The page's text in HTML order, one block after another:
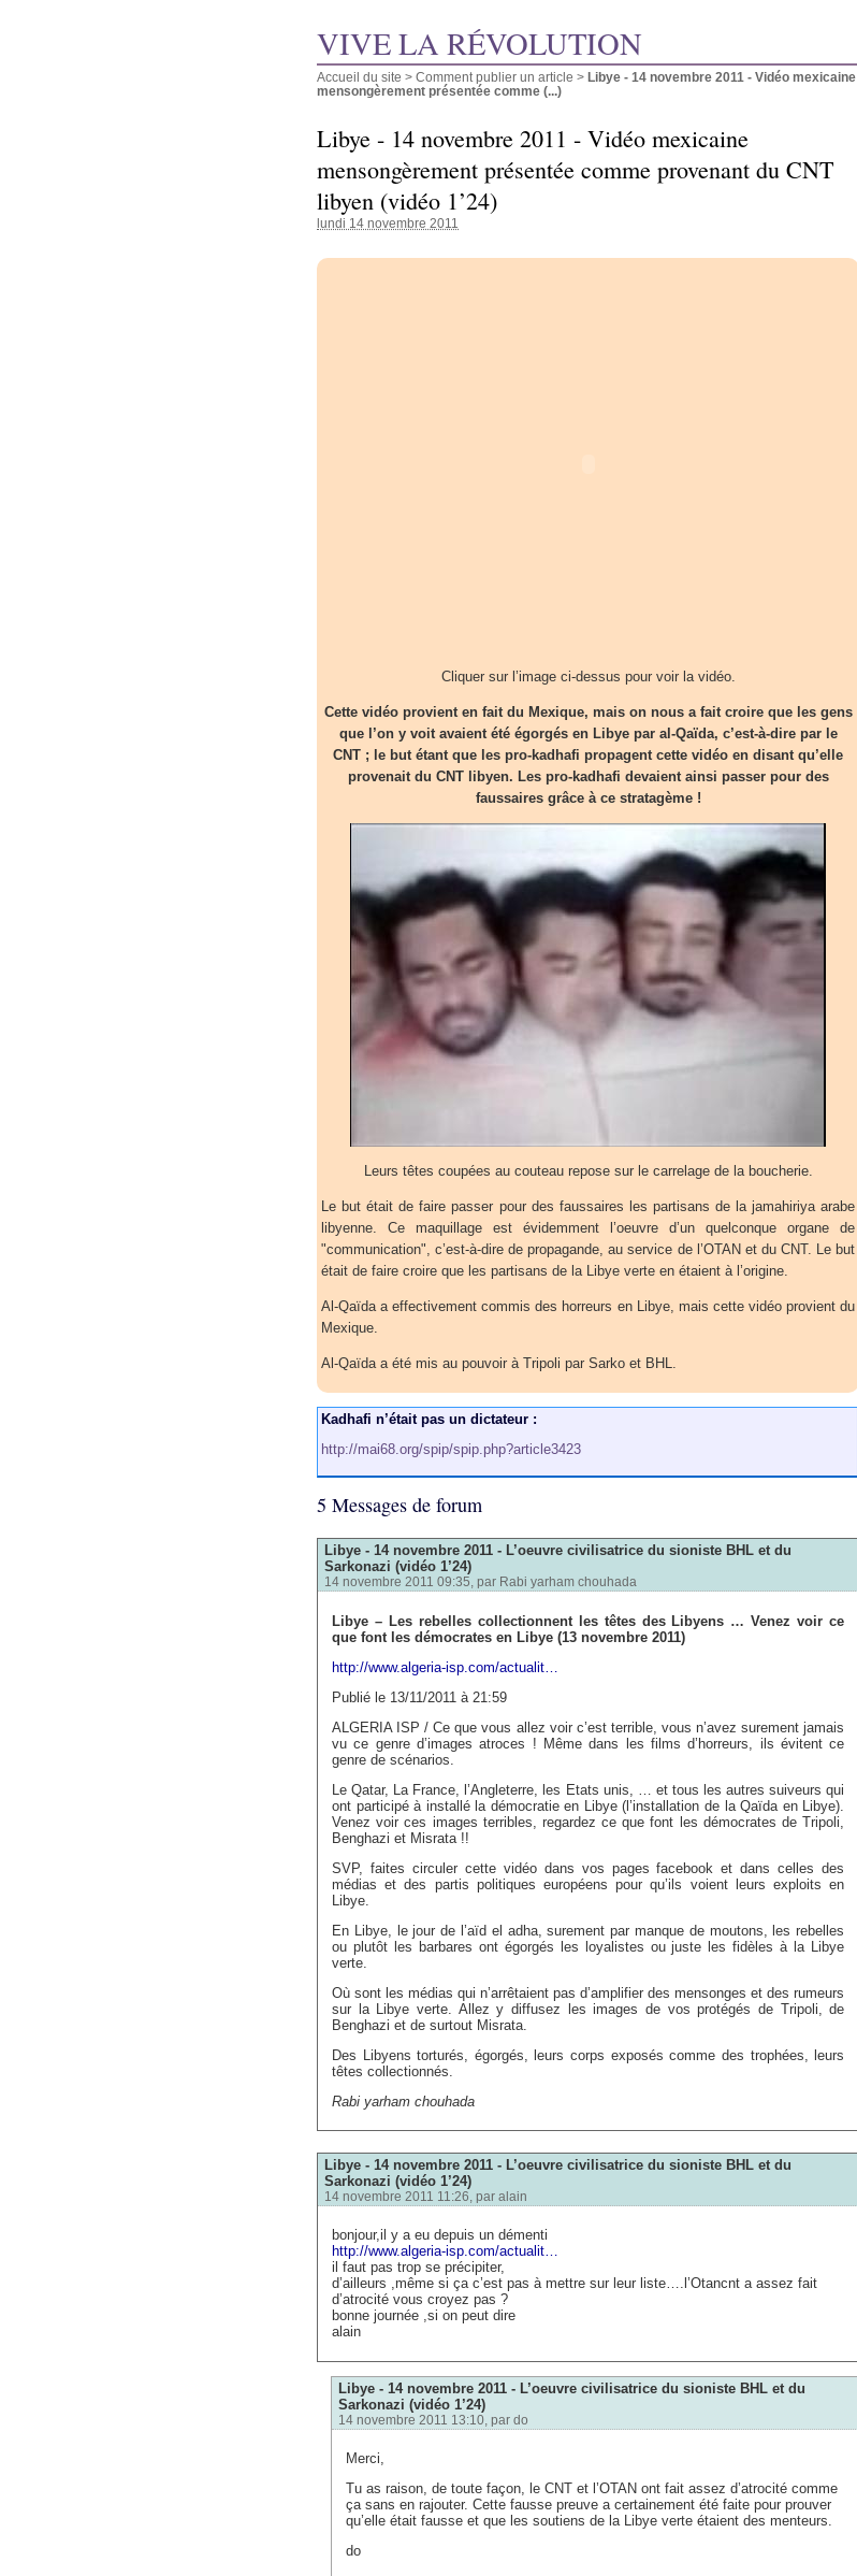
VIVE LA RÉVOLUTION
Accueil du site > Comment publier un article > Libye - 14 novembre 2011 - Vidéo mexicaine
mensongèrement présentée comme (...)
Libye - 14 novembre 2011 - Vidéo mexicaine
mensongèrement présentée comme provenant du CNT
libyen (vidéo 1’24)
lundi 14 novembre 2011
Cliquer sur l’image ci-dessus pour voir la vidéo.
Cette vidéo provient en fait du Mexique, mais on nous a fait croire que les gens
que l’on y voit avaient été égorgés en Libye par al-Qaïda, c’est-à-dire par le
CNT ; le but étant que les pro-kadhafi propagent cette vidéo en disant qu’elle
provenait du CNT libyen. Les pro-kadhafi devaient ainsi passer pour des
faussaires grâce à ce stratagème !
Leurs têtes coupées au couteau repose sur le carrelage de la boucherie.
Le but était de faire passer pour des faussaires les partisans de la jamahiriya arabe
libyenne. Ce maquillage est évidemment l’oeuvre d’un quelconque organe de
"communication", c’est-à-dire de propagande, au service de l’OTAN et du CNT. Le but
était de faire croire que les partisans de la Libye verte en étaient à l’origine.
Al-Qaïda a effectivement commis des horreurs en Libye, mais cette vidéo provient du
Mexique.
Al-Qaïda a été mis au pouvoir à Tripoli par Sarko et BHL.
Kadhafi n’était pas un dictateur :
http://mai68.org/spip/spip.php?article3423
5 Messages de forum
Libye - 14 novembre 2011 - L’oeuvre civilisatrice du sioniste BHL et du
Sarkonazi (vidéo 1’24)
14 novembre 2011 09:35, par Rabi yarham chouhada
Libye – Les rebelles collectionnent les têtes des Libyens … Venez voir ce
que font les démocrates en Libye (13 novembre 2011)
http://www.algeria-isp.com/actualit…
Publié le 13/11/2011 à 21:59
ALGERIA ISP / Ce que vous allez voir c’est terrible, vous n’avez surement jamais
vu ce genre d’images atroces ! Même dans les films d’horreurs, ils évitent ce
genre de scénarios.
Le Qatar, La France, l’Angleterre, les Etats unis, … et tous les autres suiveurs qui
ont participé à installé la démocratie en Libye (l’installation de la Qaïda en Libye).
Venez voir ces images terribles, regardez ce que font les démocrates de Tripoli,
Benghazi et Misrata !!
SVP, faites circuler cette vidéo dans vos pages facebook et dans celles des
médias et des partis politiques européens pour qu’ils voient leurs exploits en
Libye.
En Libye, le jour de l’aïd el adha, surement par manque de moutons, les rebelles
ou plutôt les barbares ont égorgés les loyalistes ou juste les fidèles à la Libye
verte.
Où sont les médias qui n’arrêtaient pas d’amplifier des mensonges et des rumeurs
sur la Libye verte. Allez y diffusez les images de vos protégés de Tripoli, de
Benghazi et de surtout Misrata.
Des Libyens torturés, égorgés, leurs corps exposés comme des trophées, leurs
têtes collectionnés.
Rabi yarham chouhada
Libye - 14 novembre 2011 - L’oeuvre civilisatrice du sioniste BHL et du
Sarkonazi (vidéo 1’24)
14 novembre 2011 11:26, par alain
bonjour,il y a eu depuis un démenti
http://www.algeria-isp.com/actualit…
il faut pas trop se précipiter,
d’ailleurs ,même si ça c’est pas à mettre sur leur liste….l’Otancnt a assez fait
d’atrocité vous croyez pas ?
bonne journée ,si on peut dire
alain
Libye - 14 novembre 2011 - L’oeuvre civilisatrice du sioniste BHL et du
Sarkonazi (vidéo 1’24)
14 novembre 2011 13:10, par do
Merci,
Tu as raison, de toute façon, le CNT et l’OTAN ont fait assez d’atrocité comme
ça sans en rajouter. Cette fausse preuve a certainement été faite pour prouver
qu’elle était fausse et que les soutiens de la Libye verte étaient des menteurs.
do